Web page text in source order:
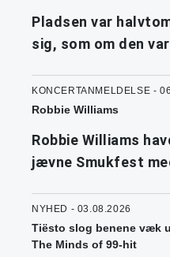
Pladsen var
sig, som om den
KONCERTANMELDELSE -
Robbie Williams
Robbie Williams
jævne Smukfest
NYHED - 03.08.2026
Tiësto slog benene væk
The Minds of 99-hit